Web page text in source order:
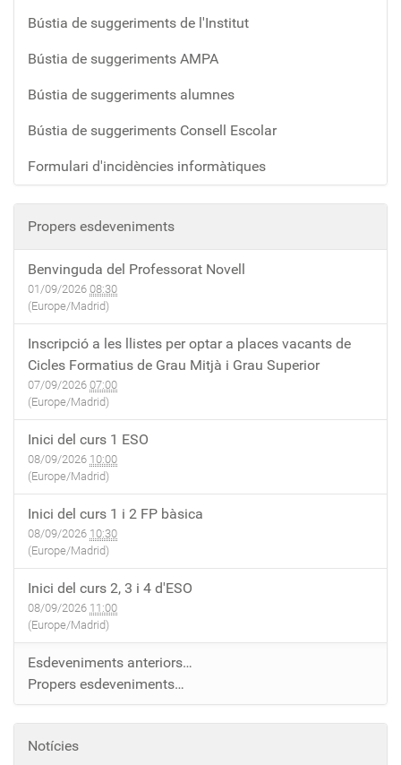
Bústia de suggeriments de l'Institut
Bústia de suggeriments AMPA
Bústia de suggeriments alumnes
Bústia de suggeriments Consell Escolar
Formulari d'incidències informàtiques
Propers esdeveniments
Benvinguda del Professorat Novell
01/09/2026 08:30
(Europe/Madrid)
Inscripció a les llistes per optar a places vacants de
Cicles Formatius de Grau Mitjà i Grau Superior
07/09/2026 07:00
(Europe/Madrid)
Inici del curs 1 ESO
08/09/2026 10:00
(Europe/Madrid)
Inici del curs 1 i 2 FP bàsica
08/09/2026 10:30
(Europe/Madrid)
Inici del curs 2, 3 i 4 d'ESO
08/09/2026 11:00
(Europe/Madrid)
Esdeveniments anteriors…
Propers esdeveniments…
Notícies